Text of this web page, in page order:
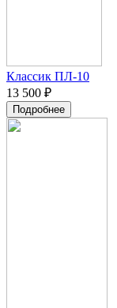
Классик ПЛ-10
13 500 ₽
Подробнее